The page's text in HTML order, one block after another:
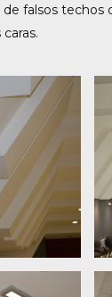
falsos